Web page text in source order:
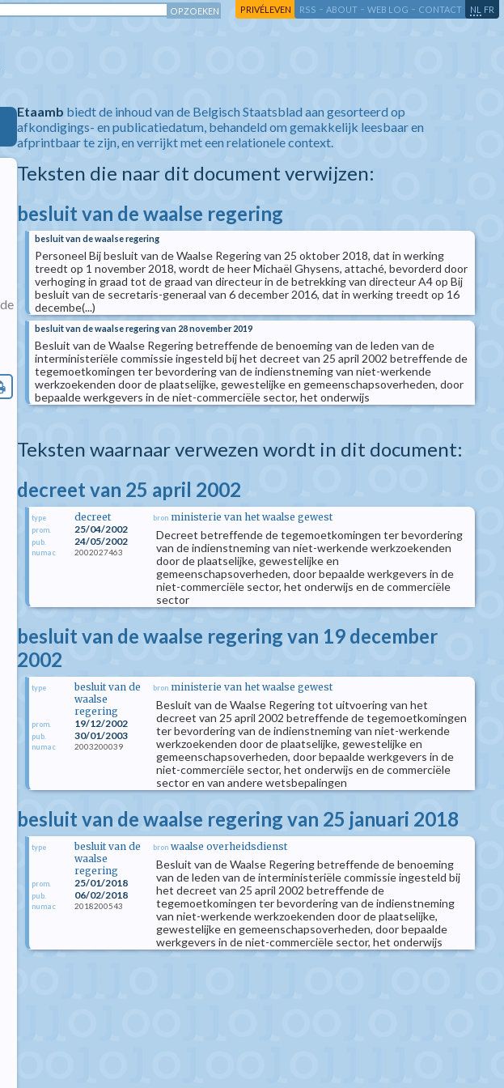
PRIVÉLEVEN RSS - ABOUT - WEB LOG - CONTACT NL FR
Etaamb biedt de inhoud van de Belgisch Staatsblad aan gesorteerd op
afkondigings- en publicatiedatum, behandeld om gemakkelijk leesbaar en
afprintbaar te zijn, en verrijkt met een relationele context.
Teksten die naar dit document verwijzen:
besluit van de waalse regering
besluit van de waalse regering
Personeel Bij besluit van de Waalse Regering van 25 oktober 2018, dat in werking
treedt op 1 november 2018, wordt de heer Michaël Ghysens, attaché, bevorderd door
verhoging in graad tot de graad van directeur in de betrekking van directeur A4 op Bij
besluit van de secretaris-generaal van 6 december 2016, dat in werking treedt op 16
decembe(...)
besluit van de waalse regering van 28 november 2019
Besluit van de Waalse Regering betreffende de benoeming van de leden van de
interministeriële commissie ingesteld bij het decreet van 25 april 2002 betreffende de
tegemoetkomingen ter bevordering van de indienstneming van niet-werkende
werkzoekenden door de plaatselijke, gewestelijke en gemeenschapsoverheden, door
bepaalde werkgevers in de niet-commerciële sector, het onderwijs
Teksten waarnaar verwezen wordt in dit document:
decreet van 25 april 2002
type decreet
prom. 25/04/2002
pub. 24/05/2002
numac 2002027463
bron ministerie van het waalse gewest
Decreet betreffende de tegemoetkomingen ter bevordering
van de indienstneming van niet-werkende werkzoekenden
door de plaatselijke, gewestelijke en
gemeenschapsoverheden, door bepaalde werkgevers in de
niet-commerciële sector, het onderwijs en de commerciële
sector
besluit van de waalse regering van 19 december
2002
type
besluit van de
waalse
regering
prom. 19/12/2002
pub. 30/01/2003
numac 2003200039
bron ministerie van het waalse gewest
Besluit van de Waalse Regering tot uitvoering van het
decreet van 25 april 2002 betreffende de tegemoetkomingen
ter bevordering van de indienstneming van niet-werkende
werkzoekenden door de plaatselijke, gewestelijke en
gemeenschapsoverheden, door bepaalde werkgevers in de
niet-commerciële sector, het onderwijs en de commerciële
sector en van andere wetsbepalingen
besluit van de waalse regering van 25 januari 2018
type
besluit van de
waalse
regering
prom. 25/01/2018
pub. 06/02/2018
numac 2018200543
bron waalse overheidsdienst
Besluit van de Waalse Regering betreffende de benoeming
van de leden van de interministeriële commissie ingesteld bij
het decreet van 25 april 2002 betreffende de
tegemoetkomingen ter bevordering van de indienstneming
van niet-werkende werkzoekenden door de plaatselijke,
gewestelijke en gemeenschapsoverheden, door bepaalde
werkgevers in de niet-commerciële sector, het onderwijs